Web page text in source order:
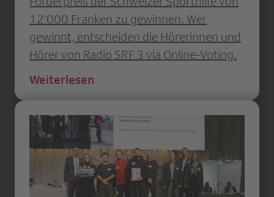
12’000 Franken zu gewinnen. Wer
gewinnt, entscheiden die Hörerinnen und
Hörer von Radio SRF 3 via Online-Voting.
Weiterlesen